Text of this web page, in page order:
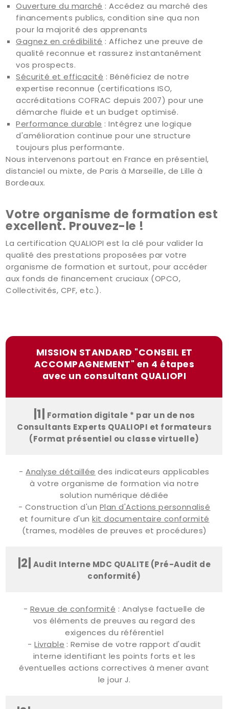
Ouverture du marché : Accédez au marché des
financements publics, condition sine qua non
pour la majorité des apprenants
Gagnez en crédibilité : Affichez une preuve de
qualité reconnue et rassurez instantanément
vos prospects.
Sécurité et efficacité : Bénéficiez de notre
expertise reconnue (certifications ISO,
accréditations COFRAC depuis 2007) pour une
démarche fluide et un budget optimisé.
Performance durable : Intégrez une logique
d'amélioration continue pour une structure
toujours plus performante.
Nous intervenons partout en France en présentiel,
distanciel ou mixte, de Paris à Marseille, de Lille à
Bordeaux.
Votre organisme de formation est
excellent. Prouvez-le !
La certification QUALIOPI est la clé pour valider la
qualité des prestations proposées par votre
organisme de formation et surtout, pour accéder
aux fonds de financement cruciaux (OPCO,
Collectivités, CPF, etc.).
MISSION STANDARD "CONSEIL ET
ACCOMPAGNEMENT" en 4 étapes
avec un consultant QUALIOPI
|1|
Formation digitale * par un de nos
Consultants Experts QUALIOPI et formateurs
(Format présentiel ou classe virtuelle)
-Analyse détaillée des indicateurs applicables
à votre organisme de formation via notre
solution numérique dédiée
- Construction d'un Plan d'Actions personnalisé
et fourniture d'unkit documentaire conformité
(trames, modèles de preuves et procédures)
|2| Audit Interne MDC QUALITE (Pré-Audit de
conformité)
- Revue de conformité : Analyse factuelle de
vos éléments de preuves au regard des
exigences du référentiel
-Livrable : Remise de votre rapport d'audit
interne identifiant les points forts et les
éventuelles actions correctives à mener avant
le jour J.